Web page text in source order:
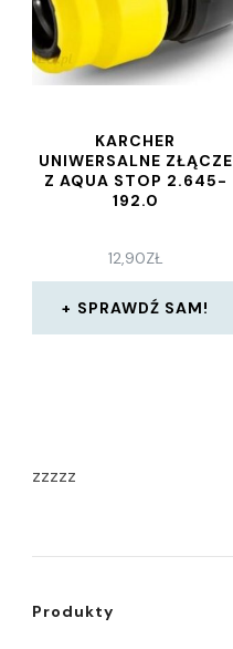
KARCHER
UNIWERSALNE ZŁĄCZE
Z AQUA STOP 2.645-
192.0
12,90ZŁ
SPRAWDŹ SAM!
zzzzz
Produkty